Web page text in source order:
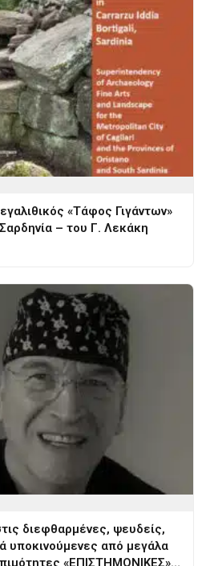
«Τάφος Γιγάντων»
– του Γ. Λεκάκη
διεφθαρμένες, ψευδείς,
υποκινούμενες από μεγάλα
«ΕΠΙΣΤΗΜΟΝΙΚΕΣ»…